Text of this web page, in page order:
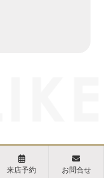
来店予約 お問合せ